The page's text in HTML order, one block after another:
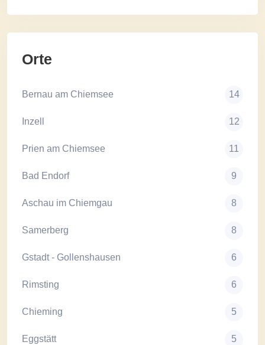
Orte
Bernau am Chiemsee 14
Inzell 12
Prien am Chiemsee 11
Bad Endorf 9
Aschau im Chiemgau 8
Samerberg 8
Gstadt - Gollenshausen 6
Rimsting 6
Chieming 5
Eggstätt 5